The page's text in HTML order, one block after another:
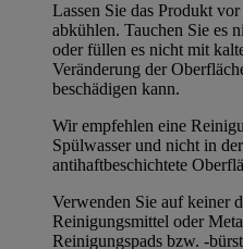
Lassen Sie das Produkt
abkühlen. Tauchen Sie es
oder füllen es nicht mit
Veränderung der
beschädigen kann.
Wir empfehlen eine
Spülwasser und nicht in
antihaftbeschichtete
Verwenden Sie auf keiner
Reinigungsmittel oder
Reinigungspads bzw. -